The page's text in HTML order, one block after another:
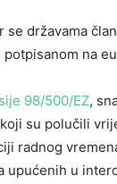
se državama
na
98/500/EZ,
su polučili
radnog
upućenih u